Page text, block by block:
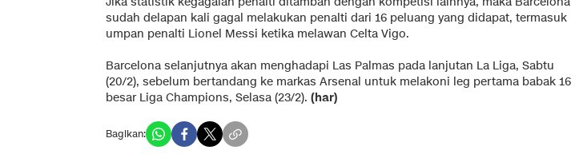
sudah delapan kali gagal melakukan penalti dari 16 peluang yang didapat, termasuk
umpan penalti Lionel Messi ketika melawan Celta Vigo.
Barcelona selanjutnya akan menghadapi Las Palmas pada lanjutan La Liga, Sabtu
(20/2), sebelum bertandang ke markas Arsenal untuk melakoni leg pertama babak 16
besar Liga Champions, Selasa (23/2). (har)
Bagikan: